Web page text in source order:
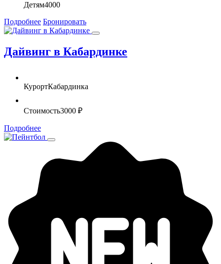
Детям4000
Подробнее Бронировать
Дайвинг в Кабардинке
КурортКабардинка
Стоимость3000 ₽
Подробнее